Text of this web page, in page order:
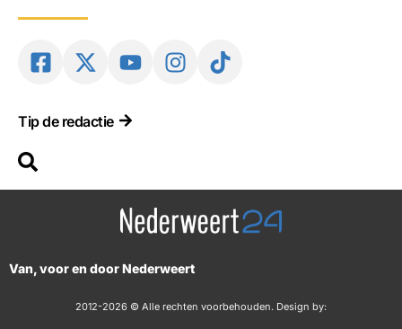
Tip de redactie
Van, voor en door Nederweert
2012-2026 © Alle rechten voorbehouden. Design by: